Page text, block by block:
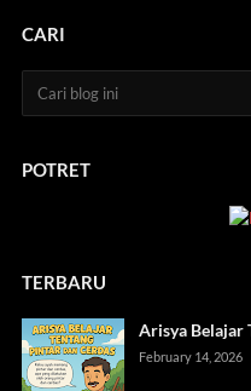
CARI
POTRET
TERBARU
Arisya Belajar
February 14, 2026